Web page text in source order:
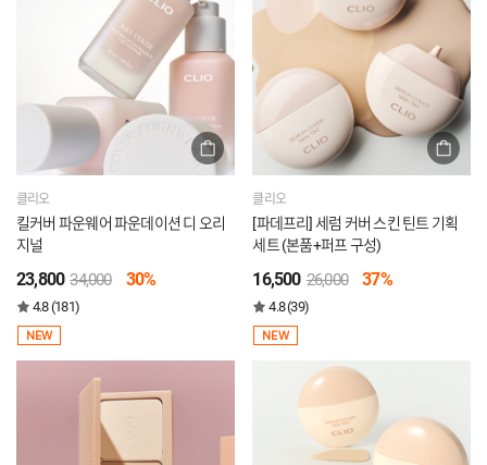
클리오
킬커버 파운웨어 파운데이션 디 오리
지널
23,800 34,000 30%
4.8 (181)
NEW
클리오
[파데프리] 세럼 커버 스킨 틴트 기획
세트 (본품+퍼프 구성)
16,500 26,000 37%
4.8 (39)
NEW